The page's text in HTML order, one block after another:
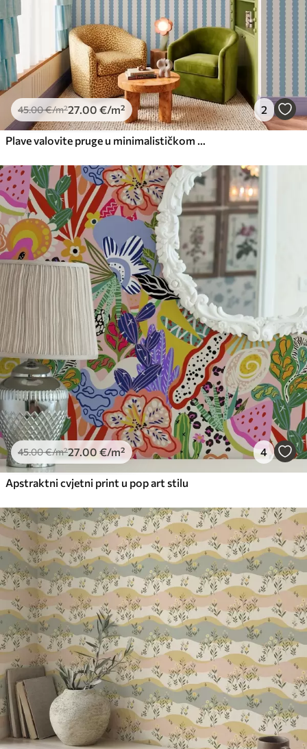
Premium
34.00€/m²
Premium vinil
66.6740.00€/m²
45.00€/m²27.00 €/m² 2
Plave valovite pruge u minimalističkom stilu
45.00€/m²27.00 €/m² 4
Apstraktni cvjetni print u pop art stilu